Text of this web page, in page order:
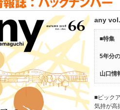
any
■特集
5年分
山口情
■ピック
気持が高